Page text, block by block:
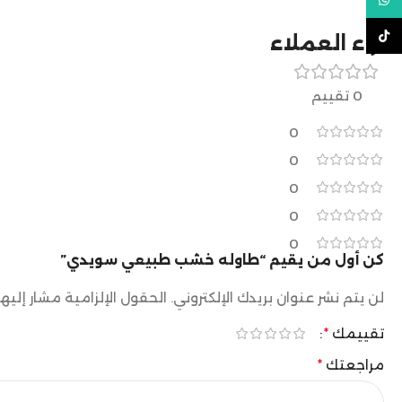
آراء العملاء
0 تقييم
0
0
0
0
0
كن أول من يقيم “طاوله خشب طبيعي سويدي”
لن يتم نشر عنوان بريدك الإلكتروني. الحقول الإلزامية مشار
تقييمك *
مراجعتك *
TikTok